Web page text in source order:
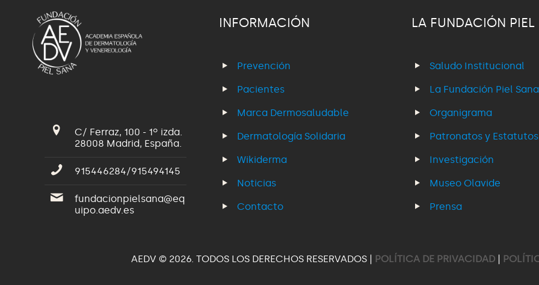
C/ Ferraz, 100 - 1º izda.
28008 Madrid, España.
915446284/915494145
fundacionpielsana@eq
uipo.aedv.es
INFORMACIÓN
Prevención
Pacientes
Marca Dermosaludable
Dermatología Solidaria
Wikiderma
Noticias
Contacto
LA FUNDACIÓN PIEL
Saludo Institucional
La Fundación Piel Sana
Organigrama
Patronatos y Estatutos
Investigación
Museo Olavide
Prensa
AEDV © 2026. TODOS LOS DERECHOS RESERVADOS | POLÍTICA DE PRIVACIDAD